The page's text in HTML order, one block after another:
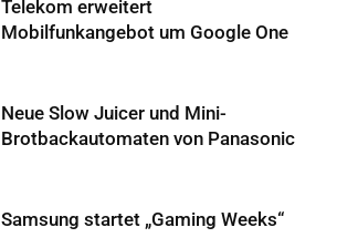
Telekom erweitert
Mobilfunkangebot um Google One
Neue Slow Juicer und Mini-
Brotbackautomaten von Panasonic
Samsung startet „Gaming Weeks“